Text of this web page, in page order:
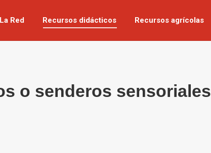
La Red Recursos didácticos Recursos agrícolas
o senderos sensoriales